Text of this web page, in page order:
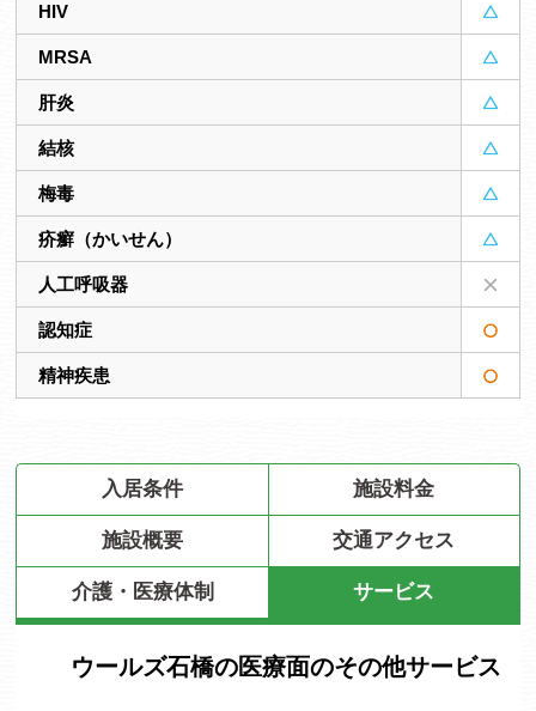
HIV
MRSA
肝炎
結核
梅毒
疥癬（かいせん）
人工呼吸器
認知症
精神疾患
入居条件 施設料金
施設概要 交通アクセス
介護・医療体制 サービス
ウールズ石橋の医療面のその他サービス